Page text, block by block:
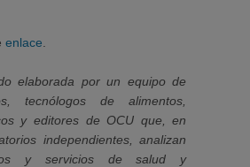
enlace
elaborada por un equipo de
tecnólogos de alimentos,
y editores de OCU que, en
independientes, analizan
y servicios de salud y